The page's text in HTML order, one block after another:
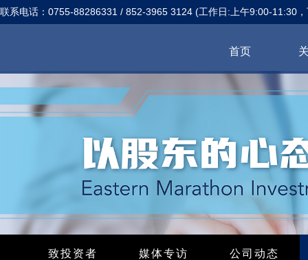
联系电话：0755-88286331 / 852-3965 3124 (工作日:上午9:00-11:30
首页
致投资者 媒体专访 公司动态